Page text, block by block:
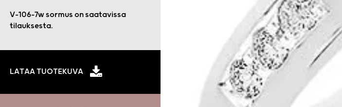
V-106-7w sormus on saatavissa
tilauksesta.
LATAA TUOTEKUVA